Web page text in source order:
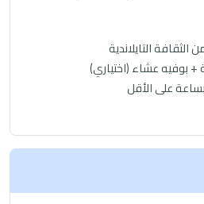
التايلاندية
بوفيه عشاء (اختياري)
على الأقل